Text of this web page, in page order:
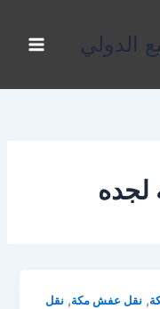
الدولي
, نقل عفش مكة, نقل